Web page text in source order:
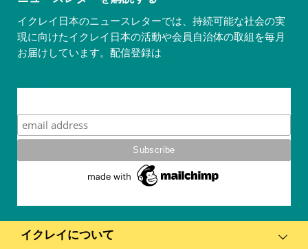
イクレイ日本のニュースレターでは、持続可能な社会の実
現に向けたイクレイ日本の活動や会員自治体の取組を毎月
お届けしています。配信登録は
イクレイについて